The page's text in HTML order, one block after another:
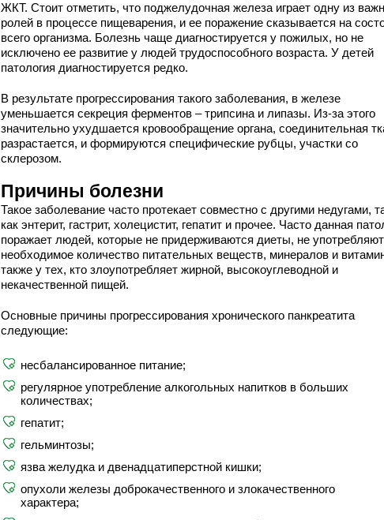
ЖКТ. Стоит отметить, что поджелудочная железа играет одну из
ролей в процессе пищеварения, и ее поражение сказывается на
всего организма. Болезнь чаще диагностируется у пожилых, но не
исключено ее развитие у людей трудоспособного возраста. У детей
патология диагностируется редко.
В результате прогрессирования такого заболевания, в железе
уменьшается секреция ферментов – трипсина и липазы. Из-за этого
значительно ухудшается кровообращение органа, соединительная
разрастается, и формируются специфические рубцы, участки со
склерозом.
Причины болезни
Такое заболевание часто протекает совместно с другими недугами,
как энтерит, гастрит, холецистит, гепатит и прочее. Часто данная
поражает людей, которые не придерживаются диеты, не употребляют
необходимое количество питательных веществ, минералов и
также у тех, кто злоупотребляет жирной, высокоуглеводной и
некачественной пищей.
Основные причины прогрессирования хронического панкреатита
следующие:
несбалансированное питание;
регулярное употребление алкогольных напитков в больших
количествах;
гепатит;
гельминтозы;
язва желудка и двенадцатиперстной кишки;
опухоли железы доброкачественного и злокачественного
характера;